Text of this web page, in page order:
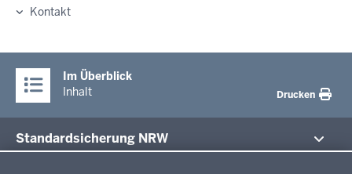
Kontakt
Im Überblick
Inhalt
Drucken
Standardsicherung NRW